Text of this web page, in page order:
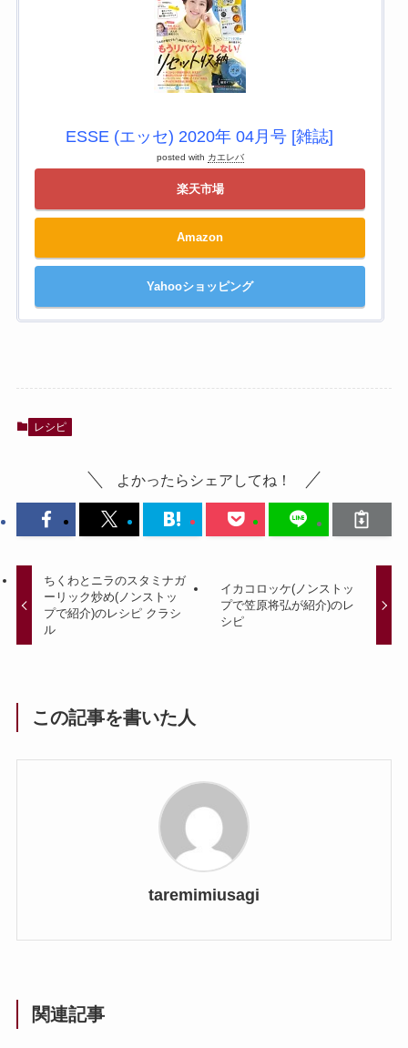
ESSE (エッセ) 2020年 04月号 [雑誌]
posted with カエレバ
楽天市場
Amazon
Yahooショッピング
レシピ
よかったらシェアしてね！
ちくわとニラのスタミナガ
ーリック炒め(ノンストッ
プで紹介)のレシピ クラシ
ル
イカコロッケ(ノンストッ
プで笠原将弘が紹介)のレ
シピ
この記事を書いた人
taremimiusagi
関連記事